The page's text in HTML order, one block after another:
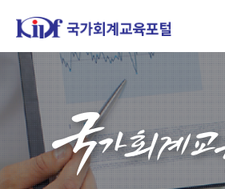
홈페이지가 새롭게 개편되었습니다.
한국조세재정연구원홈페이지가 새